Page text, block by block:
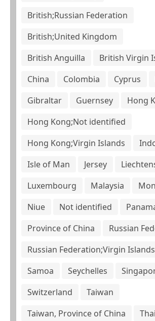
British;Russian Federation
British;United Kingdom
British Anguilla
British Virgin
China
Colombia Cyprus
Gibraltar
Guernsey
Hong
Hong Kong;Not identified
Hong Kong;Virgin Islands
Isle of Man
Jersey
Luxembourg
Malaysia
Niue
Not identified
Province of China
Russian
Russian Federation;Virgin Islands
Samoa
Seychelles
Switzerland
Taiwan
Taiwan, Province of China